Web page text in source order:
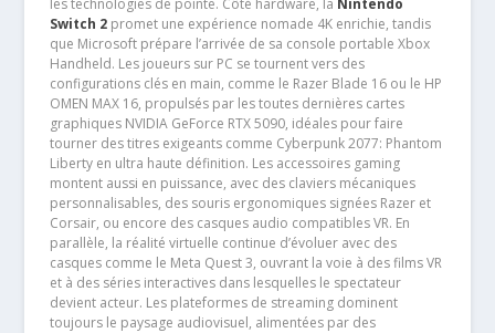
Switch 2promet une expérience nomade 4K enrichie, tandis
que Microsoft prépare l’arrivée de sa console portable Xbox
Handheld. Les joueurs sur PC se tournent vers des
configurations clés en main, comme le Razer Blade 16 ou le HP
OMEN MAX 16, propulsés par les toutes dernières cartes
graphiques NVIDIA GeForce RTX 5090, idéales pour faire
tourner des titres exigeants comme Cyberpunk 2077: Phantom
Liberty en ultra haute définition. Les accessoires gaming
montent aussi en puissance, avec des claviers mécaniques
personnalisables, des souris ergonomiques signées Razer et
Corsair, ou encore des casques audio compatibles VR. En
parallèle, la réalité virtuelle continue d’évoluer avec des
casques comme le Meta Quest 3, ouvrant la voie à des films VR
et à des séries interactives dans lesquelles le spectateur
devient acteur. Les plateformes de streaming dominent
toujours le paysage audiovisuel, alimentées par des